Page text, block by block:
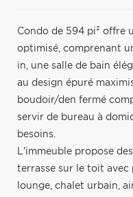
Condo de 594 pi² offre
optimisé, comprenant
in, une salle de bain
au design épuré
boudoir/den fermé
servir de bureau à
besoins.
L'immeuble propose
terrasse sur le toit avec
lounge, chalet urbain,